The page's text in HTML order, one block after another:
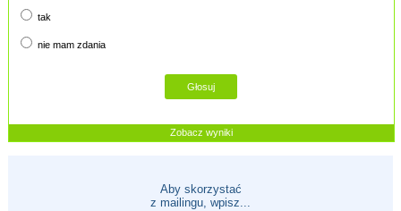
tak
nie mam zdania
Zobacz wyniki
Aby skorzystać
z mailingu, wpisz...